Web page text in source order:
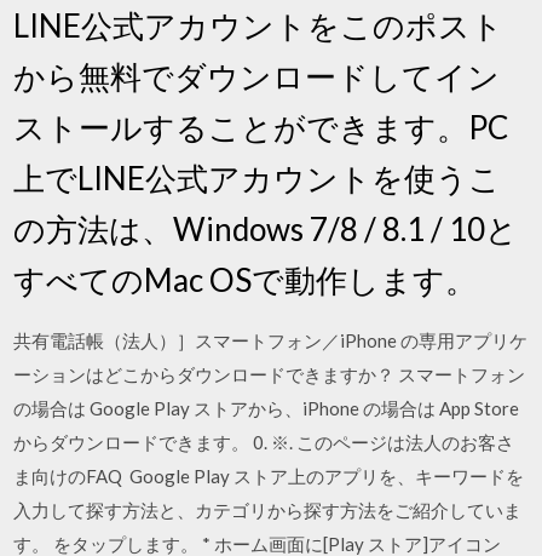
LINE公式アカウントをこのポスト
から無料でダウンロードしてイン
ストールすることができます。PC
上でLINE公式アカウントを使うこ
の方法は、Windows 7/8 / 8.1 / 10と
すべてのMac OSで動作します。
共有電話帳（法人）］スマートフォン／iPhone の専用アプリケ
ーションはどこからダウンロードできますか？ スマートフォン
の場合は Google Play ストアから、iPhone の場合は App Store
からダウンロードできます。 0. ※. このページは法人のお客さ
ま向けのFAQ Google Play ストア上のアプリを、キーワードを
入力して探す方法と、カテゴリから探す方法をご紹介していま
す。 をタップします。 * ホーム画面に[Play ストア]アイコン